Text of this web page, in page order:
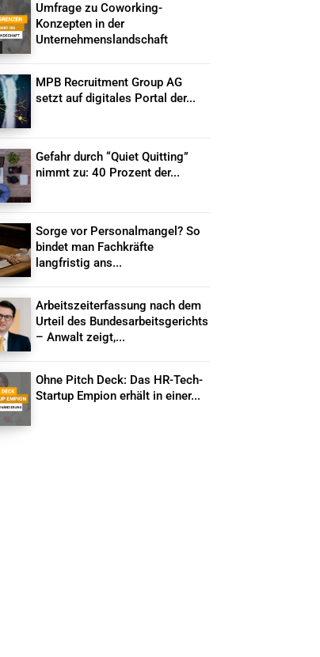
Umfrage zu Coworking-
Konzepten in der
Unternehmenslandschaft
MPB Recruitment Group AG
setzt auf digitales Portal der...
Gefahr durch “Quiet Quitting”
nimmt zu: 40 Prozent der...
Sorge vor Personalmangel? So
bindet man Fachkräfte
langfristig ans...
Arbeitszeiterfassung nach dem
Urteil des Bundesarbeitsgerichts
– Anwalt zeigt,...
Ohne Pitch Deck: Das HR-Tech-
Startup Empion erhält in einer...